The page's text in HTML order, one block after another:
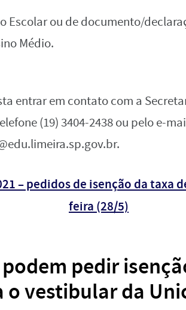
Escolar ou de documento/
Médio.
entrar em contato com a
(19) 3404-2438 ou pelo e-
.
– pedidos de isenção da taxa
feira (28/5)
pedir
o vestibular da